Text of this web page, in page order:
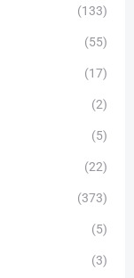
(133)
(55)
(17)
(2)
(5)
(22)
(373)
(5)
(3)